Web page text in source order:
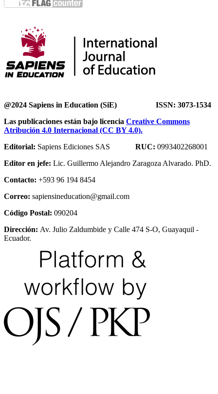
@2024 Sapiens in Education (SiE) ISSN: 3073-1534
Las publicaciones están bajo licencia Creative Commons
Atribución 4.0 Internacional (CC BY 4.0).
Editorial: Sapiens Ediciones SAS RUC: 0993402268001
Editor en jefe: Lic. Guillermo Alejandro Zaragoza Alvarado. PhD.
Contacto: +593 96 194 8454
Correo: sapiensineducation@gmail.com
Código Postal: 090204
Dirección: Av. Julio Zaldumbide y Calle 474 S-O, Guayaquil -
Ecuador.